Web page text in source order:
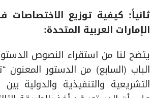
ثانياً: كيفية توزيع
الإمارات العربية المتحدة:
يتضح لنا من استقراء النصوص
الباب (السابع) من الدستور المعنون
التشريعية والتنفيذية والدولية بين